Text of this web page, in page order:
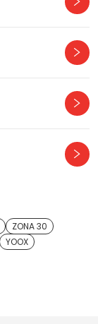
ZONA 30
YOOX